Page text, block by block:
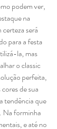
podem ver,
na
será
para a festa
la, mas
o classic
perfeita,
de sua
tendência que
Na forminha
e até no